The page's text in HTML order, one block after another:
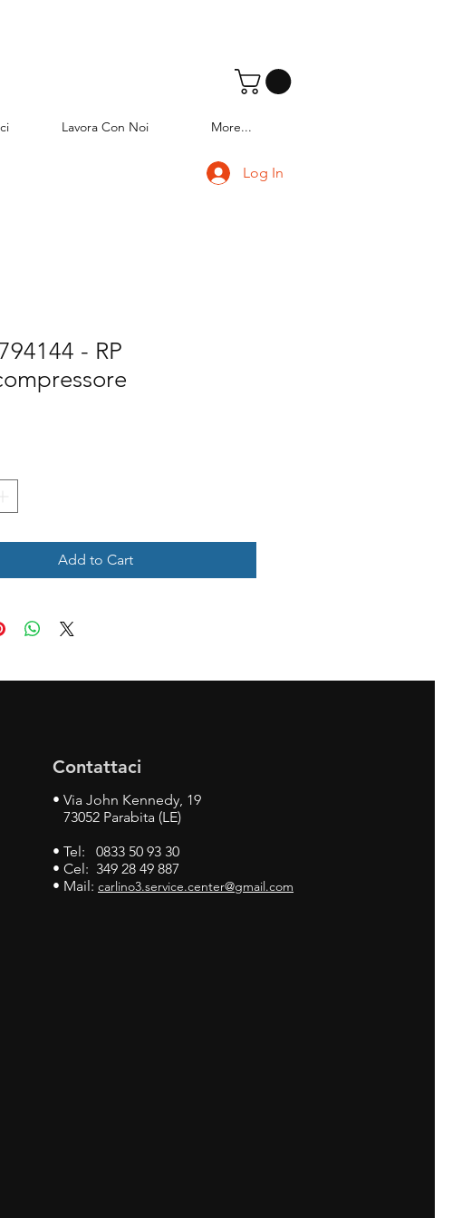
Lavora Con Noi More...
Log In
- RP
Add to Cart
Contattaci
• Via John Kennedy, 19
73052 Parabita (LE)
• Tel: 0833 50 93 30
• Cel: 349 28 49 887
• Mail: carlino3.service.center@gmail.com